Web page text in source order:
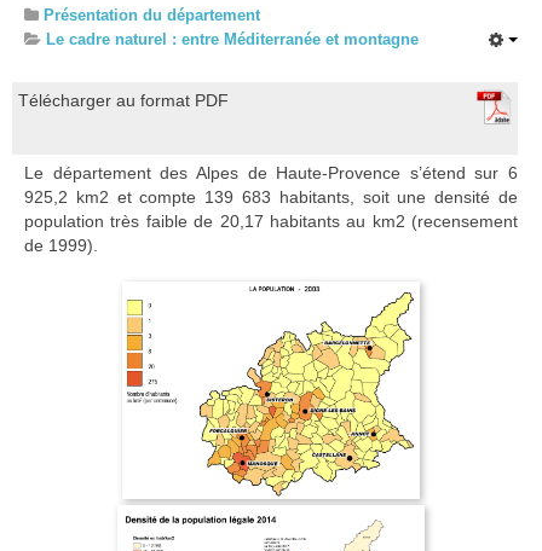
Carte interactive des ensembles paysagers
Le paysage au coeur de l’aménagement du territoire
Concepteurs et partenaires
Crédits photographiques et illustrations
Glossaire
Bibliographies - 2003
Documents consultés - 2017
Paysages urbains et dynamiques de développement
Les ateliers école - 2016
Les trois grandes problématiques - 2003
Facteurs sociaux - 2003
Présentation du département
Le cadre naturel : entre Méditerranée et montagne
Télécharger au format PDF
Le département des Alpes de Haute-Provence s’étend sur 6
925,2 km2 et compte 139 683 habitants, soit une densité de
population très faible de 20,17 habitants au km2 (recensement
de 1999).